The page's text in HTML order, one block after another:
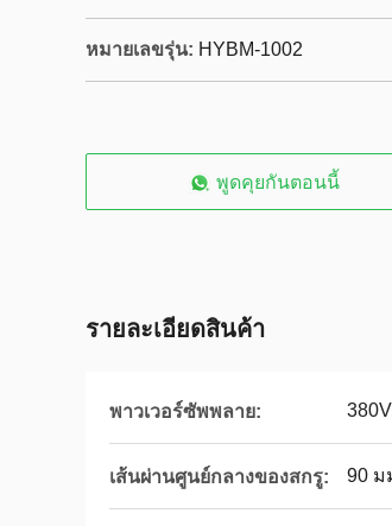
หมายเลขรุ่น: HYBM-1002
พูดคุยกันตอนนี้
รายละเอียดสินค้า
พาวเวอร์ซัพพลาย:
เส้นผ่านศูนย์กลางของสกรู: 90 ม